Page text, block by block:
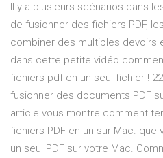
Il y a plusieurs scénarios dans
de fusionner des fichiers PDF,
combiner des multiples devoirs
dans cette petite vidéo
fichiers pdf en un seul fichier !
fusionner des documents PDF
article vous montre comment
fichiers PDF en un sur Mac.
un seul PDF sur votre Mac.